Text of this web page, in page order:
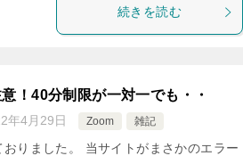
続きを読む
！40分制限が一対一でも・・
年4月29日 Zoom 雑記
りました。 当サイトがまさかのエラー